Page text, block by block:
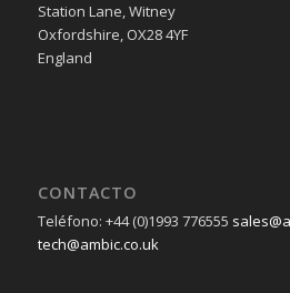
Station Lane, Witney
Oxfordshire, OX28 4YF
England
CONTACTO
Teléfono: +44 (0)1993 776555
tech@ambic.co.uk